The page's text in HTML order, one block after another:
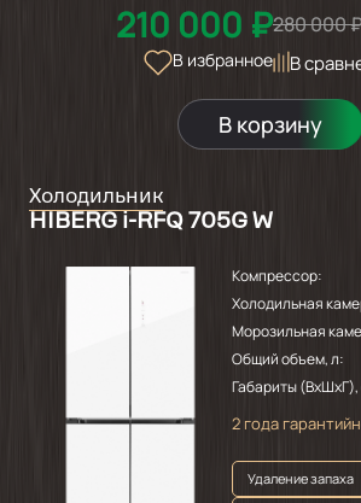
210 000 ₽280 000
В избранное
В
В корзину
Холодильник
HIBERG i-RFQ 705G W
Компрессор:
Холодильная
Морозильная
Общий объем, л:
Габариты
2 года
Удаление запаха